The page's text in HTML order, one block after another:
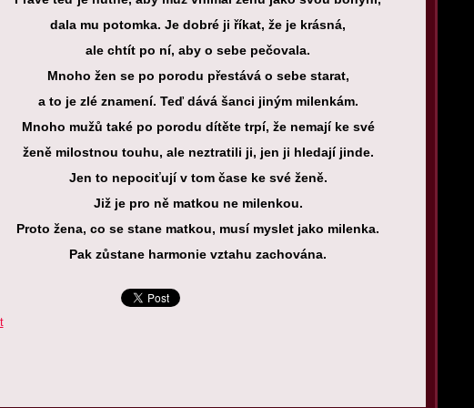
dala mu potomka. Je dobré ji říkat, že je krásná,
ale chtít po ní, aby o sebe pečovala.
Mnoho žen se po porodu přestává o sebe starat,
a to je zlé znamení. Teď dává šanci jiným milenkám.
Mnoho mužů také po porodu dítěte trpí, že nemají ke své
ženě milostnou touhu, ale neztratili ji, jen ji hledají jinde.
Jen to nepociťují v tom čase ke své ženě.
Již je pro ně matkou ne milenkou.
Proto žena, co se stane matkou, musí myslet jako milenka.
Pak zůstane harmonie vztahu zachována.